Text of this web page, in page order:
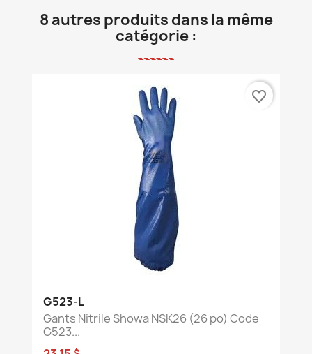
8 autres produits dans la même
catégorie :
G523-L
Gants Nitrile Showa NSK26 (26 po) Code
G523...
favorite_border